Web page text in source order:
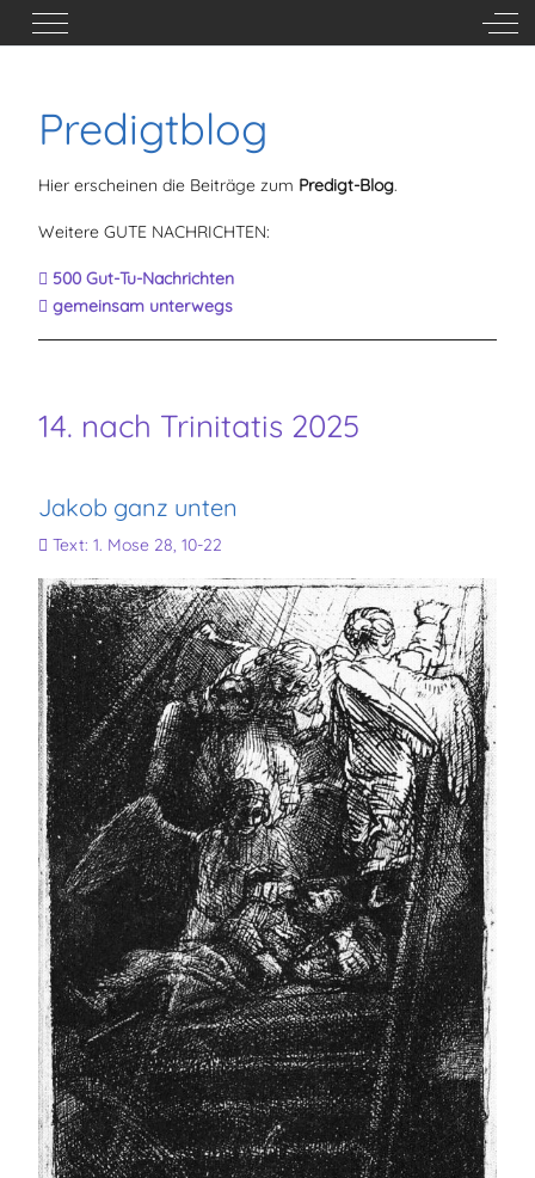
Mobile Menu Toggle Off-
Predigtblog
Hier erscheinen die Beiträge zum Predigt-Blog.
Weitere GUTE NACHRICHTEN:
500 Gut-Tu-Nachrichten
gemeinsam unterwegs
14. nach Trinitatis 2025
Jakob ganz unten
Text: 1. Mose 28, 10-22